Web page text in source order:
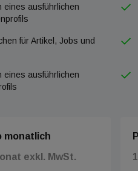
eines ausführlichen
für Artikel, Jobs und
eines ausführlichen
monatlich
exkl. MwSt.